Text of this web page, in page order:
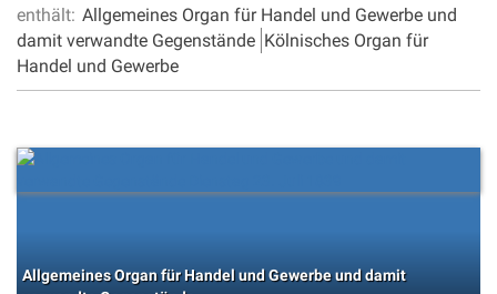
enthält: Allgemeines Organ für Handel und Gewerbe und
damit verwandte Gegenstände Kölnisches Organ für
Handel und Gewerbe
Allgemeines Organ für Handel und Gewerbe und damit